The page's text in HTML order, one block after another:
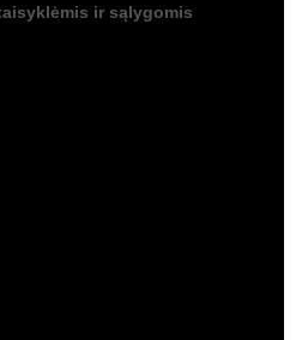
ir sąlygomis